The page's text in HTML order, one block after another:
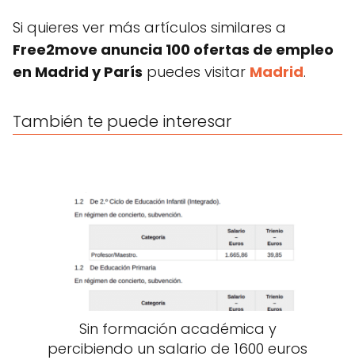
Si quieres ver más artículos similares a
Free2move anuncia 100 ofertas de empleo
en Madrid y París puedes visitar Madrid.
También te puede interesar
Sin formación académica y
percibiendo un salario de 1600 euros